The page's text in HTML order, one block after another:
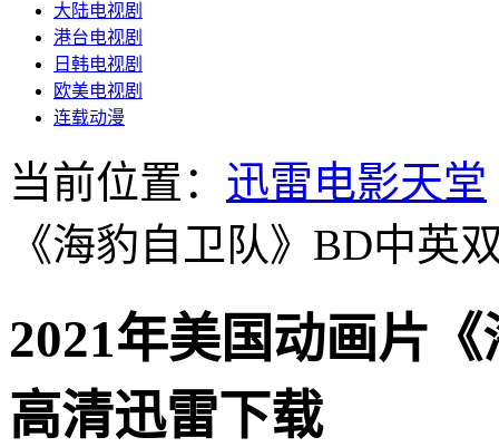
大陆电视剧
港台电视剧
日韩电视剧
欧美电视剧
连载动漫
当前位置： 迅雷电影天堂
《海豹自卫队》BD中英
2021年美国动画片
高清迅雷下载